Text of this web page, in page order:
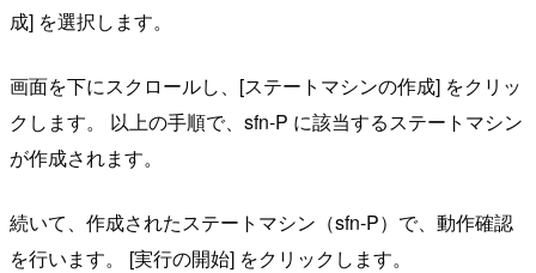
成] を選択します。
画面を下にスクロールし、[ステートマシンの作成] をクリッ
クします。 以上の手順で、sfn-P に該当するステートマシン
が作成されます。
続いて、作成されたステートマシン（sfn-P）で、動作確認
を行います。 [実行の開始] をクリックします。